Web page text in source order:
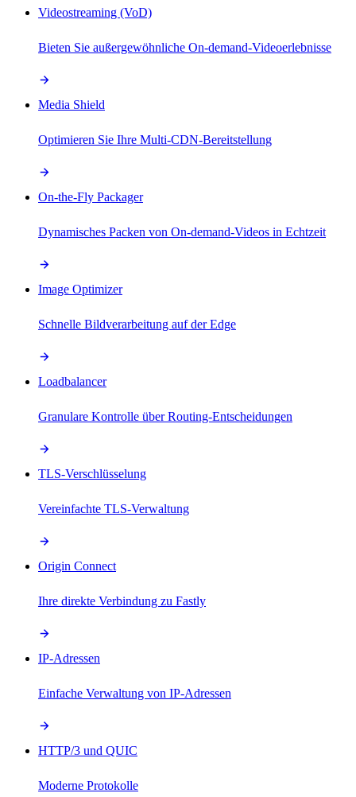
Videostreaming (VoD)
Bieten Sie außergewöhnliche On-demand-Videoerlebnisse
Media Shield
Optimieren Sie Ihre Multi-CDN-Bereitstellung
On-the-Fly Packager
Dynamisches Packen von On-demand-Videos in Echtzeit
Image Optimizer
Schnelle Bildverarbeitung auf der Edge
Loadbalancer
Granulare Kontrolle über Routing-Entscheidungen
TLS-Verschlüsselung
Vereinfachte TLS-Verwaltung
Origin Connect
Ihre direkte Verbindung zu Fastly
IP-Adressen
Einfache Verwaltung von IP-Adressen
HTTP/3 und QUIC
Moderne Protokolle